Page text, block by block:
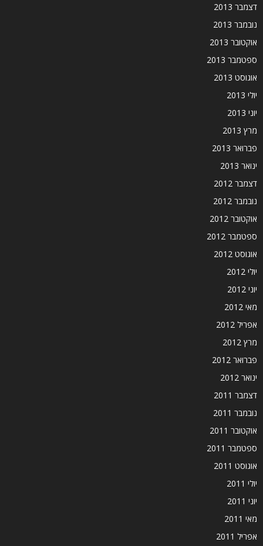
דצמבר 2013
נובמבר 2013
אוקטובר 2013
ספטמבר 2013
אוגוסט 2013
יולי 2013
יוני 2013
מרץ 2013
פברואר 2013
ינואר 2013
דצמבר 2012
נובמבר 2012
אוקטובר 2012
ספטמבר 2012
אוגוסט 2012
יולי 2012
יוני 2012
מאי 2012
אפריל 2012
מרץ 2012
פברואר 2012
ינואר 2012
דצמבר 2011
נובמבר 2011
אוקטובר 2011
ספטמבר 2011
אוגוסט 2011
יולי 2011
יוני 2011
מאי 2011
אפריל 2011